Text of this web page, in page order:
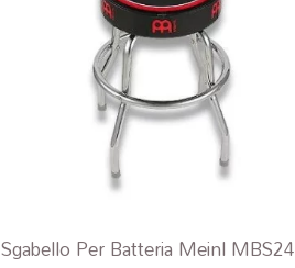
Sgabello Per Batteria Meinl MBS24